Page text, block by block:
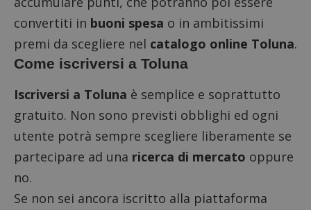
convertiti in buoni spesa o in ambitissimi
premi da scegliere nel catalogo online Toluna.
Come iscriversi a Toluna
Iscriversi a Toluna è semplice e soprattutto
gratuito. Non sono previsti obblighi ed ogni
utente potrà sempre scegliere liberamente se
partecipare ad una ricerca di mercato oppure
no.
Se non sei ancora iscritto alla piattaforma